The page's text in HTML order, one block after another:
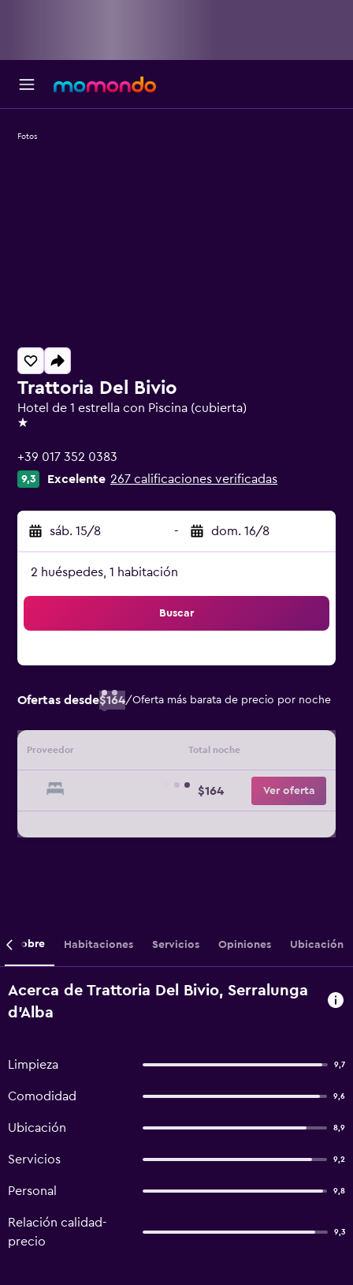
Trattoria Del Bivio
Hotel de 1 estrella con Piscina (cubierta)
1 estrella
+39 017 352 0383
9,3 Excelente 267 calificaciones verificadas
sáb. 15/8 - dom. 16/8
2 huéspedes, 1 habitación
Buscar
Ofertas desde$164/Oferta más barata de precio por noche
Proveedor Total noche
$164 Ver oferta
Fotos
Sobre Habitaciones Servicios Opiniones Ubicación
Acerca de Trattoria Del Bivio, Serralunga
d'Alba
Limpieza 9,7
Comodidad 9,6
Ubicación 8,9
Servicios 9,2
Personal 9,8
Relación calidad-
precio
9,3